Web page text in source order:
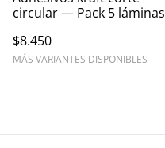
circular — Pack 5 láminas
$8.450
MÁS VARIANTES DISPONIBLES